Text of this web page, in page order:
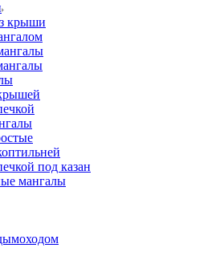
крыши
под казан
мангалы